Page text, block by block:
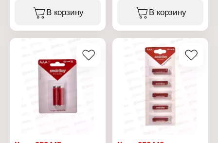
BATTERIES
Тип товара: Батарейка
Количество в упаковке: 1
Размер: 12,5x12,5х2,5 мм
Условия хранения: от -20
Взаимозаместимость:
Упаковка: блистер
В корзину
BATTERIES
Тип товара: Батарейка
Напряжение: 3 В
Количество в упаковке: 1
Размер: 16x16х1,6 мм
Условия хранения: от -20
Взаимозаместимость:
Упаковка: блистер
В корзину